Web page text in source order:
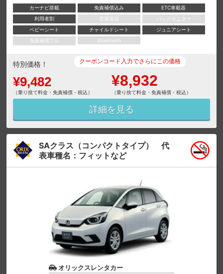
カーナビ搭載 免責補償込み
ETC車載器
利用者割
空港送迎
バックモニター
ベビーシート
チャイルドシート
ジュニアシート
免責補償フル
Bluetooth
特別価格！
¥9,482
（乗り捨て料金・免責補償・税込）
クーポンコード入力でさらにこの価格
¥8,932
（乗り捨て料金・免責補償・税込）
詳細を見る
SAクラス（コンパクトタイプ） 代
表車種名：フィットなど
オリックスレンタカー